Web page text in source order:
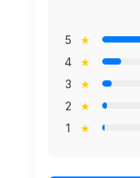
5 ★
4
★
3
★
2
★
1
★